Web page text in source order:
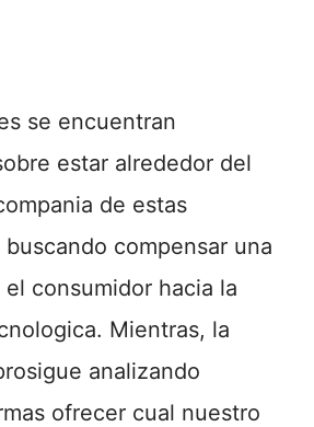
se encuentran
estar alrededor del
de estas
compensar una
consumidor hacia la
Mientras, la
analizando
ofrecer cual nuestro